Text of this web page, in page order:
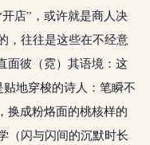
店”，或许就是商人决
，往往是这些在不经意
彼（霓）其语境：这
地穿梭的诗人：笔瞬不
换成粉烙面的桃核样的
（闪与闪间的沉默时长